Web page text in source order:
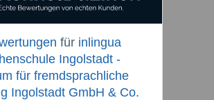
für inlingua
Ingolstadt -
für fremdsprachliche
Ingolstadt GmbH & Co.